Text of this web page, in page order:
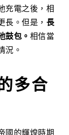
充電之後，相
長。但是， 長
鼓包。 相信當
況。
多合
國的輝煌時期